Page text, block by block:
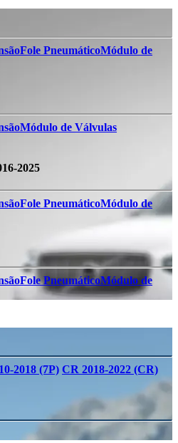
Fole Pneumático​​​Módulo de
Módulo de Válvulas
2025
Fole Pneumático​Módulo de
Fole PneumáticoMódulo de
2018 (7P) CR 2018-2022 (CR)